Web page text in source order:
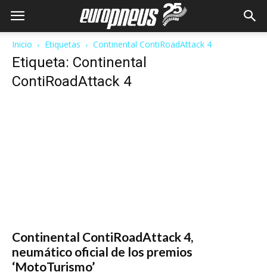
Inicio Etiquetas Continental ContiRoadAttack 4
Etiqueta: Continental
ContiRoadAttack 4
Continental ContiRoadAttack 4,
neumático oficial de los premios
‘MotoTurismo’